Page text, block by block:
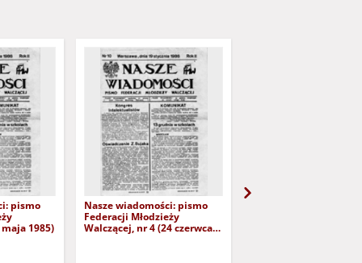
pismo
1985)
Nasze wiadomości: pismo
Federacji Młodzieży
Walczącej, nr 4 (24 czerwca